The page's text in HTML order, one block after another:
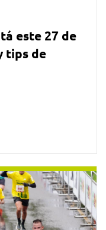
este 27 de
tips de